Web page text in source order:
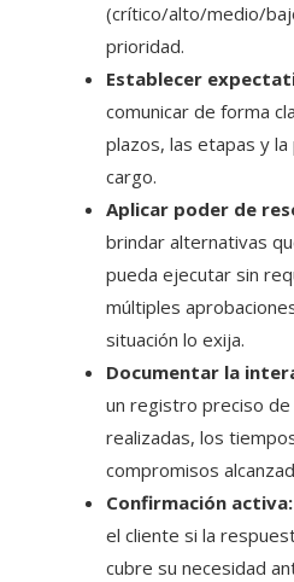
(crítico/alto/medio/
prioridad.
Establecer
comunicar de forma
plazos, las etapas y la
cargo.
Aplicar poder de
brindar alternativas
pueda ejecutar sin
múltiples
situación lo exija.
Documentar la
un registro preciso de
realizadas, los
compromisos
Confirmación activa:
el cliente si la
cubre su necesidad